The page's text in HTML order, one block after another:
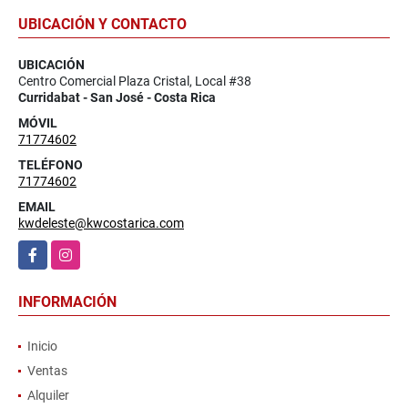
UBICACIÓN Y CONTACTO
UBICACIÓN
Centro Comercial Plaza Cristal, Local #38
Curridabat - San José - Costa Rica
MÓVIL
71774602
TELÉFONO
71774602
EMAIL
kwdeleste@kwcostarica.com
FacebookInstagram
INFORMACIÓN
Inicio
Ventas
Alquiler